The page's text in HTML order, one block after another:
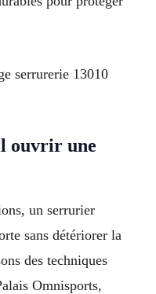
serrurerie 13010
ouvrir une
un serrurier
sans détériorer la
des techniques
Omnisports,